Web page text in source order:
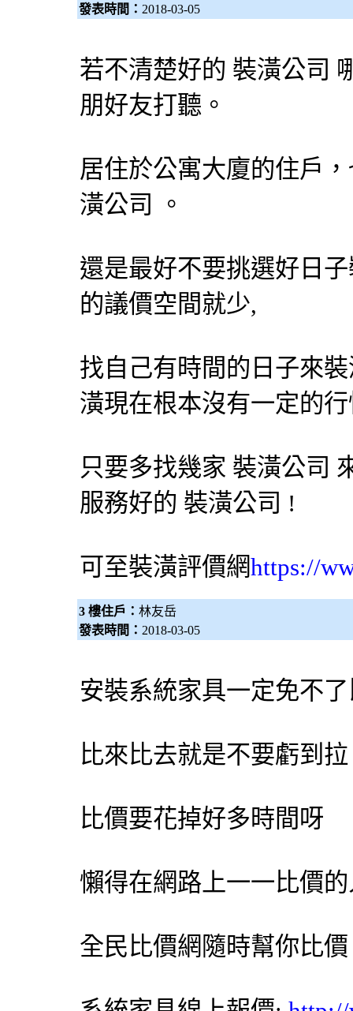
發表時間： 2018-03-05
若不清楚好的 裝潢公司
朋好友打聽。
居住於公寓大廈的住戶
潢公司
。
還是最好不要挑選好日
的議價空間就少,
找自己有時間的日子來
潢現在根本沒有一定的
只要多找幾家 裝潢公司
服務好的 裝潢公司 !
可至裝潢評價網https://
3 樓住戶： 林友岳
發表時間： 2018-03-05
安裝系統家具一定免不
比來比去就是不要虧到拉
比價要花掉好多時間呀
懶得在網路上一一比價
全民比價網 隨時幫你比